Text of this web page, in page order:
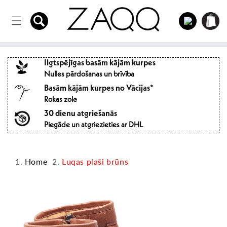
saturu
Iespraust
Iepirkumu
grozs
Ilgtspējīgas basām kājām kurpes
Nulles pārdošanas un brīvība
Basām kājām kurpes no Vācijas*
Rokas zole
30 dienu atgriešanās
Piegāde un atgriezieties ar DHL
Home Luqas plaši brūns